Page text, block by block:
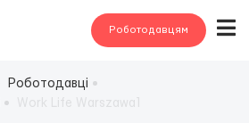
Роботодавцям
Роботодавці